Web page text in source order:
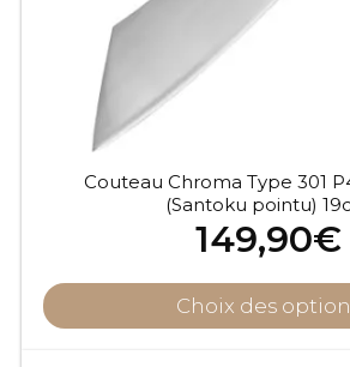
Couteau Chroma Type 301
(Santoku pointu)
149,90€
Choix des